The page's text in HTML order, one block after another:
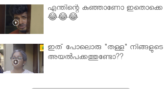
എന്തിന്റെ കുഞ്ഞാണോ ഇതൊക്കെ
😂😂😂
ഇത് പോലൊരു "തള്ള" നിങ്ങളുടെ
അയല്‍പക്കത്തുണ്ടോ??